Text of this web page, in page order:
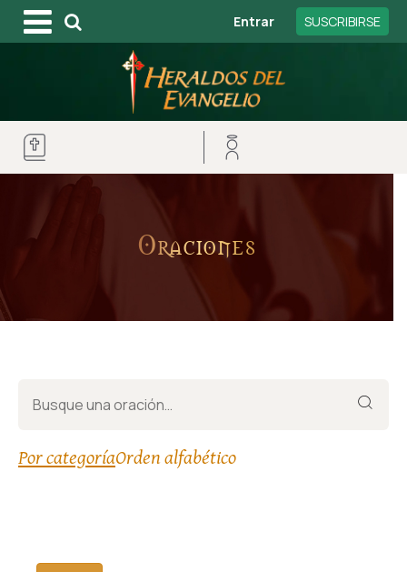
Entrar SUSCRIBIRSE
Oraciones
Por categoríaOrden alfabético